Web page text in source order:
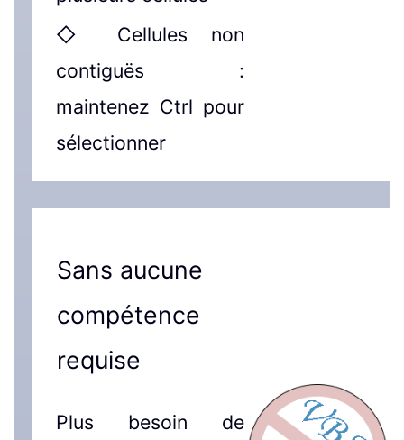
◇ Cellules non
contiguës :
maintenez Ctrl pour
sélectionner
Sans aucune
compétence
requise
Plus besoin de